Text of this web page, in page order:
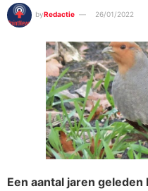
byRedactie 26/01/2022
Een aantal jaren